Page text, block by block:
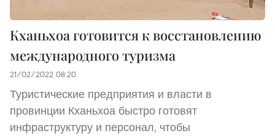
Кханьхоа готовится к восстановлению
международного туризма
21/02/2022 08:20
Туристические предприятия и власти в
провинции Кханьхоа быстро готовят
инфраструктуру и персонал, чтобы